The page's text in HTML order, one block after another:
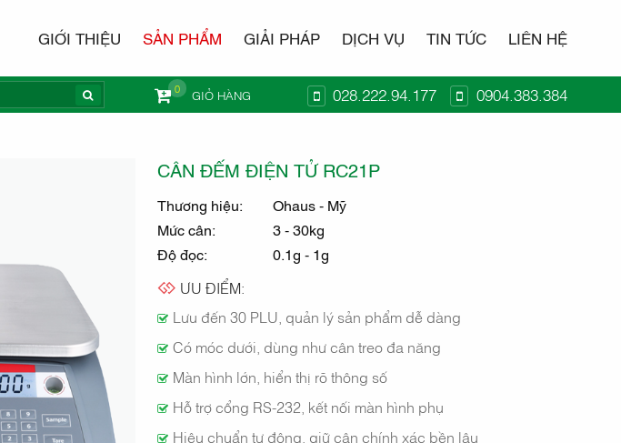
GIỚI THIỆU SẢN PHẨM GIẢI PHÁP DỊCH VỤ TIN TỨC LIÊN HỆ
GIỎ HÀNG
0 028.222.94.177 0904.383.384
ĐIỆN TỬ
CÂN ĐẾM ĐIỆN TỬ RC21P
Thương hiệu:
Ohaus - Mỹ
Mức cân:
3 - 30kg
Độ đọc:
0.1g - 1g
ƯU ĐIỂM:
Lưu đến 30 PLU, quản lý sản phẩm dễ dàng
Có móc dưới, dùng như cân treo đa năng
Màn hình lớn, hiển thị rõ thông số
Hỗ trợ cổng RS-232, kết nối màn hình phụ
Hiệu chuẩn tự động, giữ cân chính xác bền lâu